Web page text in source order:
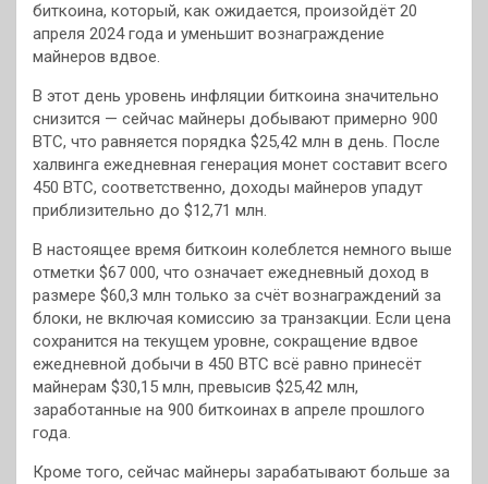
биткоина, который, как ожидается, произойдёт 20
апреля 2024 года и уменьшит вознаграждение
майнеров вдвое.
В этот день уровень инфляции биткоина значительно
снизится — сейчас майнеры добывают примерно 900
BTC, что равняется порядка $25,42 млн в день. После
халвинга ежедневная генерация монет составит всего
450 BTC, соответственно, доходы майнеров упадут
приблизительно до $12,71 млн.
В настоящее время биткоин колеблется немного выше
отметки $67 000, что означает ежедневный доход в
размере $60,3 млн только за счёт вознаграждений за
блоки, не включая комиссию за транзакции. Если цена
сохранится на текущем уровне, сокращение вдвое
ежедневной добычи в 450 BTC всё равно принесёт
майнерам $30,15 млн, превысив $25,42 млн,
заработанные на 900 биткоинах в апреле прошлого
года.
Кроме того, сейчас майнеры зарабатывают больше за